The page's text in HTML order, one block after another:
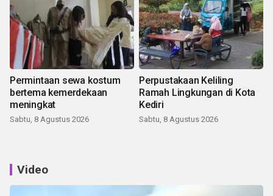
Permintaan sewa kostum
bertema kemerdekaan
meningkat
Sabtu, 8 Agustus 2026
Perpustakaan Keliling
Ramah Lingkungan di Kota
Kediri
Sabtu, 8 Agustus 2026
Video